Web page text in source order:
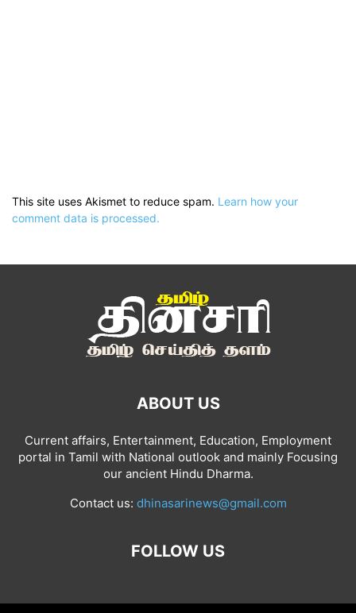
This site uses Akismet to reduce spam. Learn how your
comment data is processed.
ABOUT US
Current affairs, Entertainment, Education, Employment
portal in Tamil with National outlook and mainly Focusing
our ancient Hindu Dharma.
Contact us: dhinasarinews@gmail.com
FOLLOW US